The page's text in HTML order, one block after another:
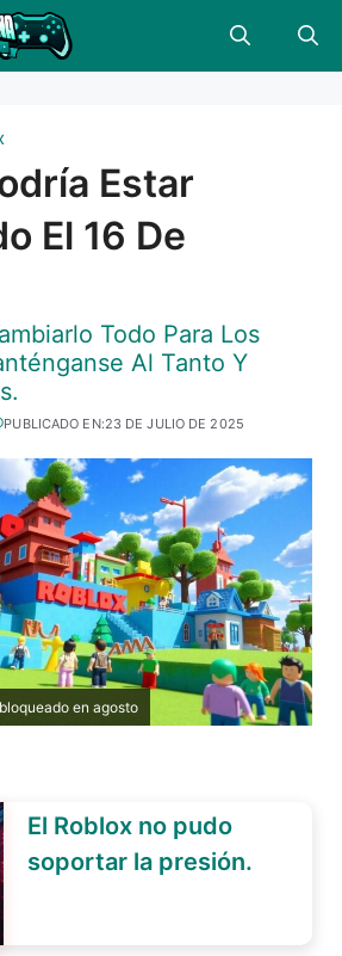
Estar
El 16 De
Todo Para Los
Al Tanto Y
PUBLICADO EN:23 DE JULIO DE 2025
en agosto
El Roblox no pudo
soportar la presión.